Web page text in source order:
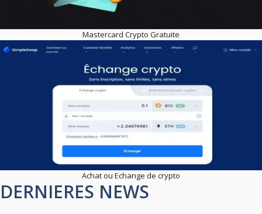
Mastercard Crypto Gratuite
Achat ou Echange de crypto
DERNIERES NEWS